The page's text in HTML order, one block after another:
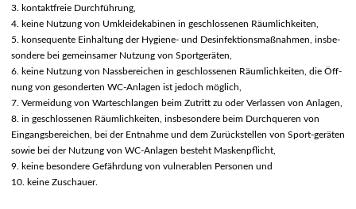
3. kontaktfreie Durchführung,
4. keine Nutzung von Umkleidekabinen in geschlossenen Räumlichkeiten,
5. konsequente Einhaltung der Hygiene- und Desinfektionsmaßnahmen, insbe-
sondere bei gemeinsamer Nutzung von Sportgeräten,
6. keine Nutzung von Nassbereichen in geschlossenen Räumlichkeiten, die Öff-
nung von gesonderten WC-Anlagen ist jedoch möglich,
7. Vermeidung von Warteschlangen beim Zutritt zu oder Verlassen von Anlagen,
8. in geschlossenen Räumlichkeiten, insbesondere beim Durchqueren von
Eingangsbereichen, bei der Entnahme und dem Zurückstellen von Sport-geräten
sowie bei der Nutzung von WC-Anlagen besteht Maskenpflicht,
9. keine besondere Gefährdung von vulnerablen Personen und
10. keine Zuschauer.